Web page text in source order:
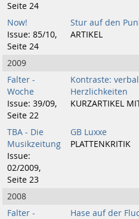
Seite 24
Now!
Issue: 85/10,
Seite 24
Stur auf den
ARTIKEL
2009
Falter -
Woche
Issue: 39/09,
Seite 22
Kontraste:
Herzlichkeiten
KURZARTIKEL
TBA - Die
Musikzeitung
Issue:
02/2009,
Seite 23
GB Luxxe
PLATTENKRITIK
2008
Falter -
Hase auf der